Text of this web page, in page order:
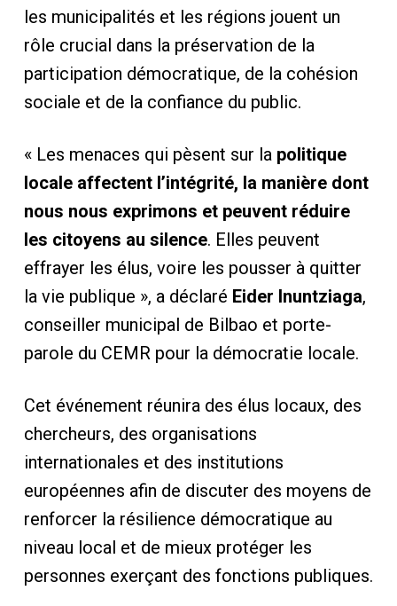
les municipalités et les régions jouent un
rôle crucial dans la préservation de la
participation démocratique, de la cohésion
sociale et de la confiance du public.
« Les menaces qui pèsent sur la politique
locale affectent l’intégrité, la manière dont
nous nous exprimons et peuvent réduire
les citoyens au silence. Elles peuvent
effrayer les élus, voire les pousser à quitter
la vie publique », a déclaré Eider Inuntziaga,
conseiller municipal de Bilbao et porte-
parole du CEMR pour la démocratie locale.
Cet événement réunira des élus locaux, des
chercheurs, des organisations
internationales et des institutions
européennes afin de discuter des moyens de
renforcer la résilience démocratique au
niveau local et de mieux protéger les
personnes exerçant des fonctions publiques.